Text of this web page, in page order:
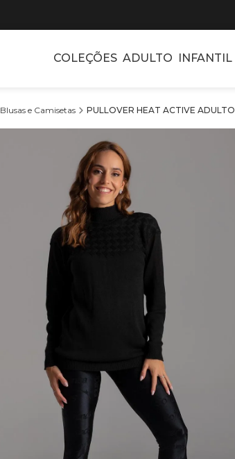
COLEÇÕES ADULTO INFANTIL
Blusas e Camisetas PULLOVER HEAT ACTIVE